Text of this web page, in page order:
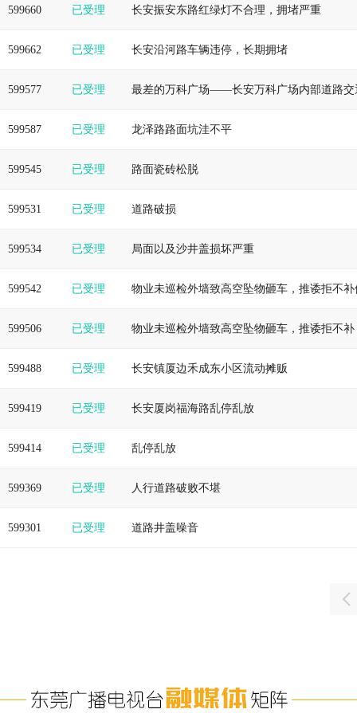
599660 已受理 长安振安东路红绿灯不合理，拥堵严重
599662 已受理 长安沿河路车辆违停，长期拥堵
599577 已受理 最差的万科广场——长安万科广场内部道路交
599587 已受理 龙泽路路面坑洼不平
599545 已受理 路面瓷砖松脱
599531 已受理 道路破损
599534 已受理 局面以及沙井盖损坏严重
599542 已受理 物业未巡检外墙致高空坠物砸车，推诿拒不补
599506 已受理 物业未巡检外墙致高空坠物砸车，推诿拒不补
599488 已受理 长安镇厦边禾成东小区流动摊贩
599419 已受理 长安厦岗福海路乱停乱放
599414 已受理 乱停乱放
599369 已受理 人行道路破败不堪
599301 已受理 道路井盖噪音